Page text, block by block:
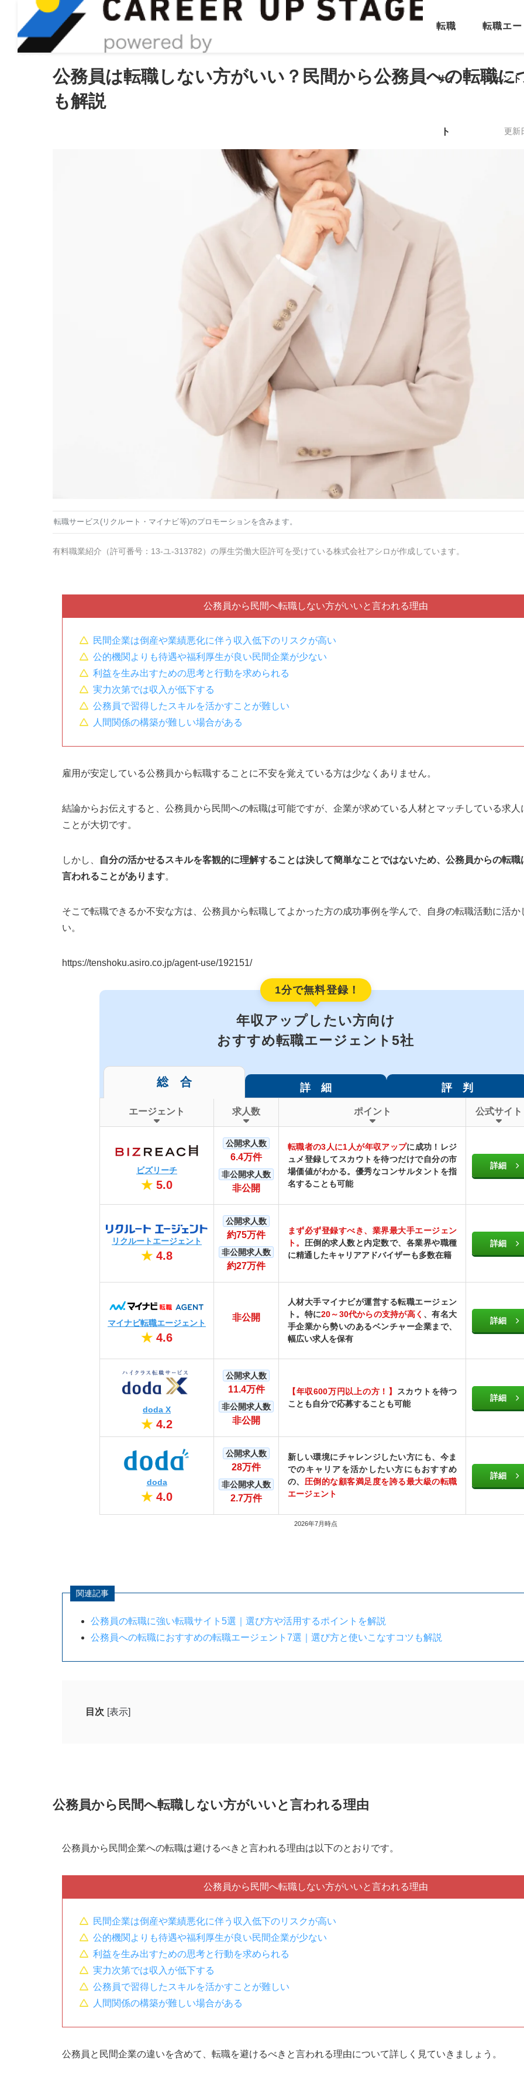
転職
サイ
ト
転職エー
ジェント
公務員は転職しない方がいい？民間から公務員への転職に
も解説
更新
転職サービス(リクルート・マイナビ等)のプロモーションを含みます。
有料職業紹介 （許可番号：13-ユ-313782）の厚生労働大臣許可を受けている株式会社アシロが作成しています。
公務員から民間へ転職しない方がいいと言われる理由
民間企業は倒産や業績悪化に伴う収入低下のリスクが高い
公的機関よりも待遇や福利厚生が良い民間企業が少ない
利益を生み出すための思考と行動を求められる
実力次第では収入が低下する
公務員で習得したスキルを活かすことが難しい
人間関係の構築が難しい場合がある
雇用が安定している公務員から転職することに不安を覚えている方は少なくありません。
結論からお伝えすると、公務員から民間への転職は可能ですが、企業が求めている人材とマッチしている求人
ことが大切です。
しかし、
自分の活かせるスキルを客観的に理解することは決して簡単なことではないため、公務員からの転職
言われることがあります。
そこで転職できるか不安な方は、公務員から転職してよかった方の成功事例を学んで、自身の転職活動に活か
い。
https://tenshoku.asiro.co.jp/agent-use/192151/
1分で無料登録！
年収アップしたい方向け
おすすめ転職エージェント5社
総 合 詳 細 評 判
エージェント 求人数 ポイント 公式サイト
ビズリーチ
★ 5.0
公開求人数
6.4万件
非公開求人数
非公開
転職者の3人に1人が年収アップに成功！レジ
ュメ登録してスカウトを待つだけで自分の市
場価値がわかる。優秀なコンサルタントを指
名することも可能
詳細
リクルートエージェント
★ 4.8
公開求人数
約75万件
非公開求人数
約27万件
まず必ず登録すべき、業界最大手エージェン
ト。 圧倒的求人数と内定数で、各業界や職種
に精通したキャリアアドバイザーも多数在籍
詳細
マイナビ転職エージェント
★ 4.6
非公開
人材大手マイナビが運営する転職エージェン
ト。特に20～30代からの支持が高く 、有名大
手企業から勢いのあるベンチャー企業まで、
幅広い求人を保有
詳細
doda X
★ 4.2
公開求人数
11.4万件
非公開求人数
非公開
【年収600万円以上の方！】
スカウトを待つ
ことも自分で応募することも可能
詳細
doda
★ 4.0
公開求人数
28万件
非公開求人数
2.7万件
新しい環境にチャレンジしたい方にも、今ま
でのキャリアを活かしたい方にもおすすめ
の、 圧倒的な顧客満足度を誇る最大級の転職
エージェント
詳細
2026年7月時点
関連記事
公務員の転職に強い転職サイト5選｜選び方や活用するポイントを解説
公務員への転職におすすめの転職エージェント7選｜選び方と使いこなすコツも解説
目次 [表示]
利益を生み出すための思考と行動を求められる
公務員から公務員へ転職しない方がいいと言われる理由
公務員の経験があるだけでは採用で有利にならない
志望動機を考えるのに苦労しやすい
同じ職種への転職の場合は仕事内容にほとんど変化がない
再び公務員試験を受ける必要がある
民間から公務員へ転職しない方がいいと言われる理由
実力が給与に反映されにくい
公務員だからサービス残業がないとは限らない
公務員から民間へ転職しない方がいいと言われる理由
公務員から民間企業への転職は避けるべきと言われる理由は以下のとおりです。
公務員から民間へ転職しない方がいいと言われる理由
民間企業は倒産や業績悪化に伴う収入低下のリスクが高い
公的機関よりも待遇や福利厚生が良い民間企業が少ない
利益を生み出すための思考と行動を求められる
実力次第では収入が低下する
公務員で習得したスキルを活かすことが難しい
人間関係の構築が難しい場合がある
公務員と民間企業の違いを含めて、転職を避けるべきと言われる理由について詳しく見ていきましょう。